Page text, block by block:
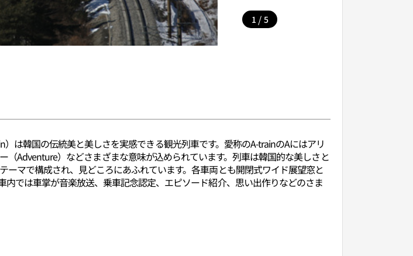
1 / 5
は韓国の伝統美と美しさを実感できる観光列車です。愛称のA-trainのAにはアリ
Adventure）などさまざまな意味が込められています。列車は韓国的な美しさと
マで構成され、見どころにあふれています。各車両とも開閉式ワイド展望窓と
では車掌が音楽放送、乗車記念認定、エピソード紹介、思い出作りなどのさま